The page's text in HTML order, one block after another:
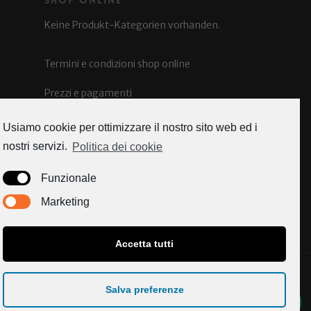
Keine Produkt-Kategorien vorhanden.
Termini e condizioni shop online
Prezzi e pagamenti
Spedizioni e costi
Caorle news
© 2026 Enoteca Enos. All Rights Reserved.
Usiamo cookie per ottimizzare il nostro sito web ed i
nostri servizi. Politica dei cookie
Funzionale
Marketing
Accetta tutti
Salva preferenze